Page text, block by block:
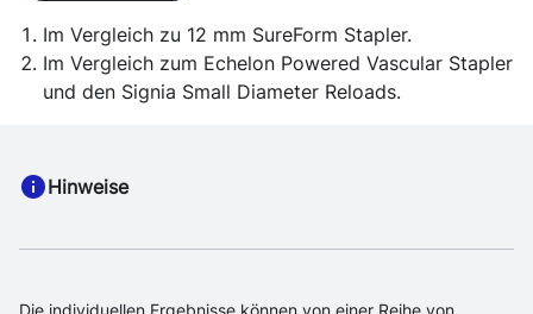
Im Vergleich zu 12 mm SureForm Stapler.
Im Vergleich zum Echelon Powered Vascular Stapler
und den Signia Small Diameter Reloads.
Hinweise
Die individuellen Ergebnisse können von einer Reihe von